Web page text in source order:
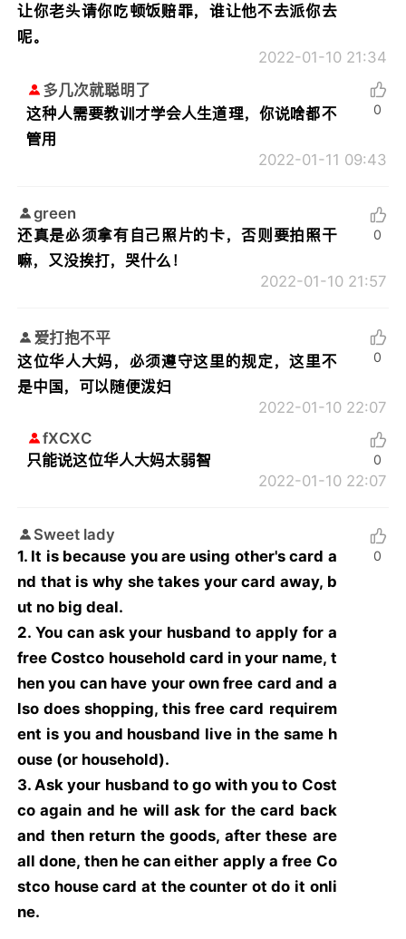
让你老头请你吃顿饭赔罪，谁让他不去派你去
呢。
2022-01-10 21:34
多几次就聪明了
这种人需要教训才学会人生道理，你说啥都不
管用
2022-01-11 09:43
0
green
还真是必须拿有自己照片的卡，否则要拍照干
嘛，又没挨打，哭什么！
2022-01-10 21:57
0
爱打抱不平
这位华人大妈，必须遵守这里的规定，这里不
是中国，可以随便泼妇
2022-01-10 22:07
0
fXCXC
只能说这位华人大妈太弱智
2022-01-10 22:07
0
Sweet lady
1. It is because you are using other's card a
nd that is why she takes your card away, b
ut no big deal.
2. You can ask your husband to apply for a
free Costco household card in your name, t
hen you can have your own free card and a
lso does shopping, this free card requirem
ent is you and housband live in the same h
ouse (or household).
3. Ask your husband to go with you to Cost
co again and he will ask for the card back
and then return the goods, after these are
all done, then he can either apply a free Co
stco house card at the counter ot do it onli
ne.
0